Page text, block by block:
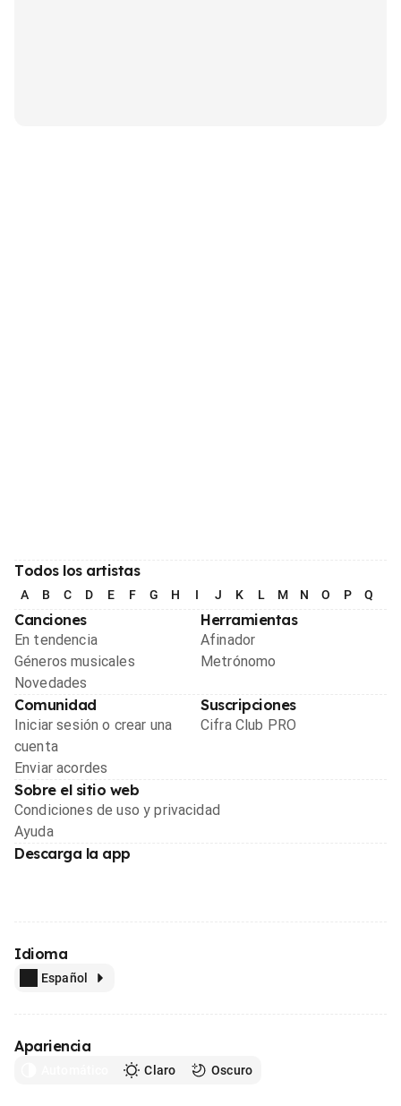
Todos los artistas
A B C D E F G H I J K L M N O P Q
Canciones
En tendencia
Géneros musicales
Novedades
Herramientas
Afinador
Metrónomo
Comunidad
Iniciar sesión o crear una
cuenta
Enviar acordes
Suscripciones
Cifra Club PRO
Sobre el sitio web
Condiciones de uso y privacidad
Ayuda
Descarga la app
Idioma
Español
Apariencia
Claro Oscuro